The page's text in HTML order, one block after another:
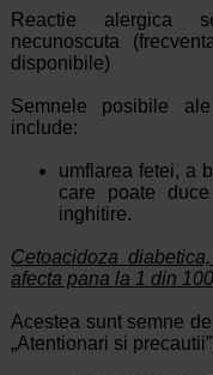
Reactie alergica
necunoscuta
disponibile)
Semnele posibile
include:
umflarea fetei, a
care poate
inghitire.
Cetoacidoza
afecta pana la 1 din
Acestea sunt semne
„Atentionari si